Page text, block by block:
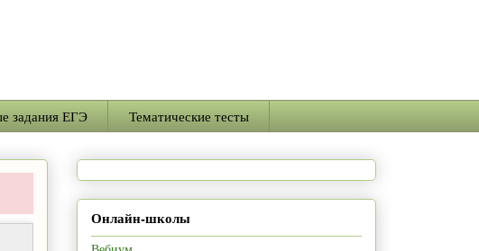
задания ЕГЭ Тематические тесты
Онлайн-школы